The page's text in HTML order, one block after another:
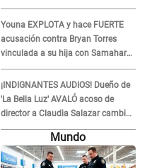
Youna EXPLOTA y hace FUERTE
acusación contra Bryan Torres
vinculada a su hija con Samahara
Lobatón: "Le volvió a..."
¡INDIGNANTES AUDIOS! Dueño de
'La Bella Luz' AVALÓ acoso de
director a Claudia Salazar cambio
de darle TEMAS musicales:
Mundo